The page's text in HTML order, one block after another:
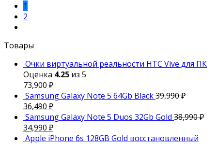
1
2
Товары
Очки виртуальной реальности HTC Vive для ПК
Оценка 4.25 из 5
73,900 ₽
Samsung Galaxy Note 5 64Gb Black39,990₽
36,490 ₽
Samsung Galaxy Note 5 Duos 32Gb Gold 38,990₽
34,990 ₽
Apple iPhone 6s 128GB Gold восстановленный